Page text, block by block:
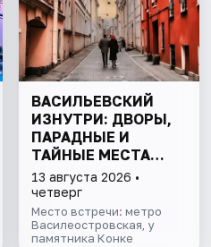
ВАСИЛЬЕВСКИЙ
ИЗНУТРИ: ДВОРЫ,
ПАРАДНЫЕ И
ТАЙНЫЕ МЕСТА
ОСТРОВА
13 августа 2026 •
четверг
Место встречи: метро
Василеостровская, у
памятника Конке